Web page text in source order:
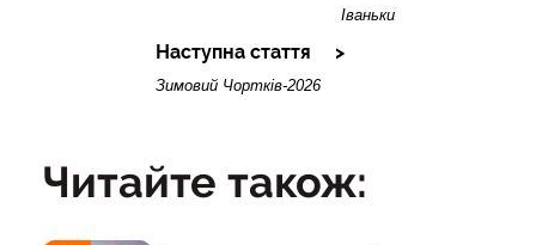
Іваньки
Наступна стаття
Зимовий Чортків-2026
Читайте також: